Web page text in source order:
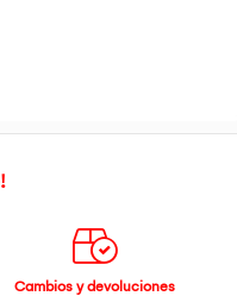
Cambios y devoluciones